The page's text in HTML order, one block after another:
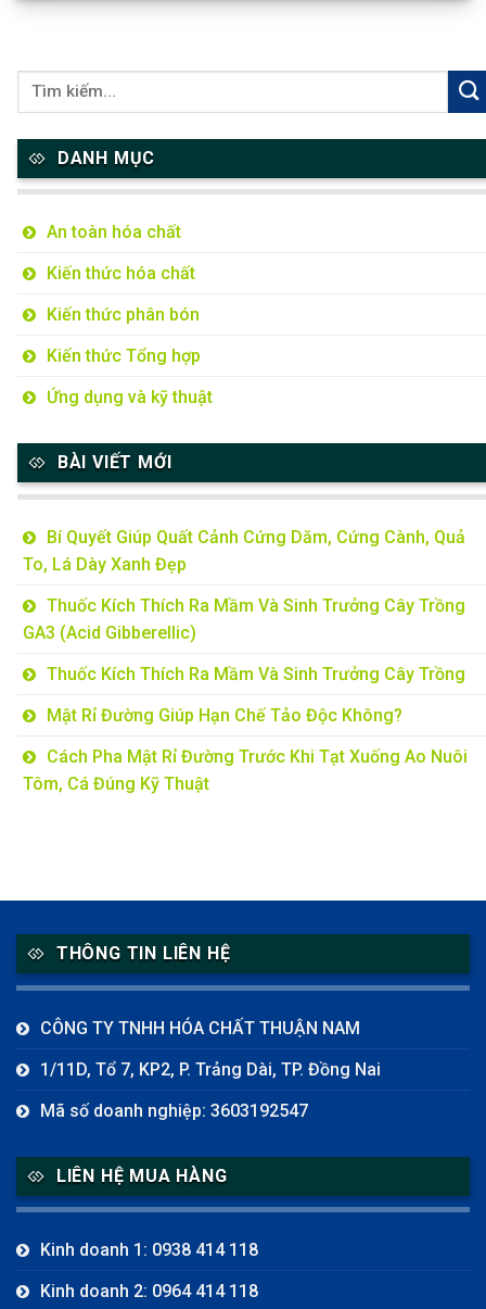
DANH MỤC
An toàn hóa chất
Kiến thức hóa chất
Kiến thức phân bón
Kiến thức Tổng hợp
Ứng dụng và kỹ thuật
BÀI VIẾT MỚI
Bí Quyết Giúp Quất Cảnh Cứng Dăm, Cứng Cành, Quả
To, Lá Dày Xanh Đẹp
Thuốc Kích Thích Ra Mầm Và Sinh Trưởng Cây Trồng
GA3 (Acid Gibberellic)
Thuốc Kích Thích Ra Mầm Và Sinh Trưởng Cây Trồng
Mật Rỉ Đường Giúp Hạn Chế Tảo Độc Không?
Cách Pha Mật Rỉ Đường Trước Khi Tạt Xuống Ao Nuôi
Tôm, Cá Đúng Kỹ Thuật
THÔNG TIN LIÊN HỆ
CÔNG TY TNHH HÓA CHẤT THUẬN NAM
1/11D, Tổ 7, KP2, P. Trảng Dài, TP. Đồng Nai
Mã số doanh nghiệp: 3603192547
LIÊN HỆ MUA HÀNG
Kinh doanh 1: 0938 414 118
Kinh doanh 2: 0964 414 118